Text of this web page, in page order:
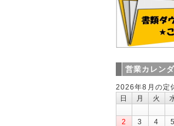
営業カレン
2026年8月の定
日
月 火
2
3 4 5